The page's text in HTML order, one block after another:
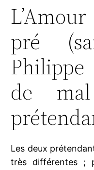
pré
de
Les deux
très différentes ;